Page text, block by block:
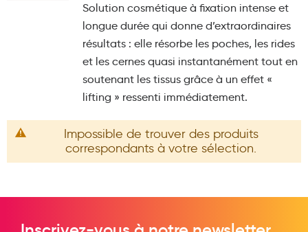
Créer un compte
Soins mains et ongles
Dentifrices et bains de bouche
Brosses à dents et accessoires dentaires
Pour Homme
Crème solaire - Visage et corps
Solution cosmétique à fixation intense et
longue durée qui donne d’extraordinaires
résultats : elle résorbe les poches, les rides
et les cernes quasi instantanément tout en
soutenant les tissus grâce à un effet «
lifting » ressenti immédiatement.
Impossible de trouver des produits
correspondants à votre sélection.